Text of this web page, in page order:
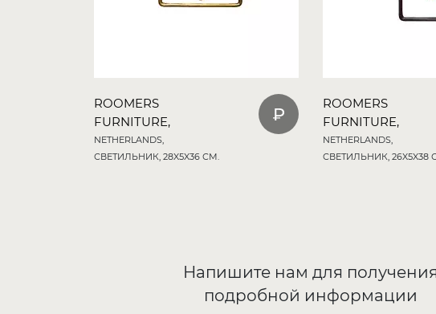
ROOMERS
FURNITURE,
NETHERLANDS,
СВЕТИЛЬНИК, 28X5X36 СМ.
ROOMERS
FURNITURE,
NETHERLANDS,
СВЕТИЛЬНИК, 26X5X38
Напишите нам для получения
подробной информации